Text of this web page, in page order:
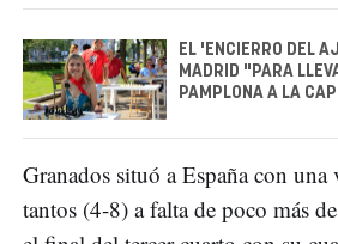
EL 'ENCIERRO DEL
MADRID "PARA
PAMPLONA A LA
Granados situó a España con una
tantos (4-8) a falta de poco más